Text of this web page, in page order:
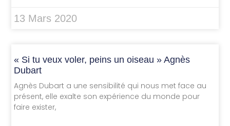
13 Mars 2020
« Si tu veux voler, peins un oiseau » Agnès
Dubart
Agnès Dubart a une sensibilité qui nous met face au
présent, elle exalte son expérience du monde pour
faire exister,